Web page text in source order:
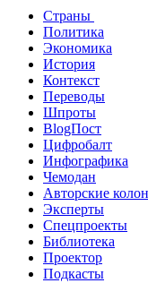
Страны
Политика
Экономика
История
Контекст
Переводы
Шпроты
BlogПост
Цифробалт
Инфографика
Чемодан
Авторские
Эксперты
Спецпроекты
Библиотека
Проектор
Подкасты